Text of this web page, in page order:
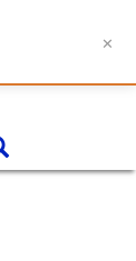
✕